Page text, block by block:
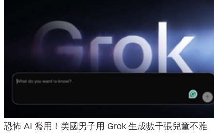
恐怖 AI 濫用！美國男子用 Grok 生成數千張兒童不雅